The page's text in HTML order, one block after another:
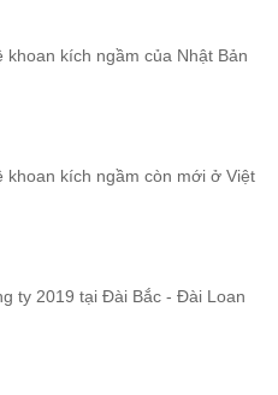
khoan kích ngầm của Nhật Bản
khoan kích ngầm còn mới ở Việt
ty 2019 tại Đài Bắc - Đài Loan